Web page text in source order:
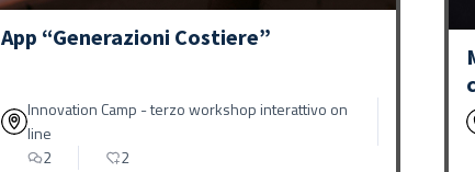
App “Generazioni Costiere”
Innovation Camp - terzo workshop interattivo on
line
2
2